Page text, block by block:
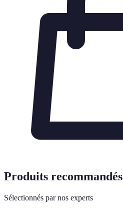
Produits recommandés
Sélectionnés par nos experts